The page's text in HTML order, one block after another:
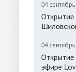
04
Открытие
04
Открытие
эфире